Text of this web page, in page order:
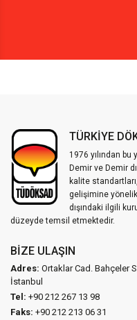
TÜRKİYE
1976 yılından bu
Demir ve Demir
kalite
gelişimine
dışındaki ilgili
düzeyde temsil etmektedir.
BIZE ULAŞIN
Adres: Ortaklar Cad. Bahçeler
İstanbul
Tel: +90 212 267 13 98
Faks: +90 212 213 06 31